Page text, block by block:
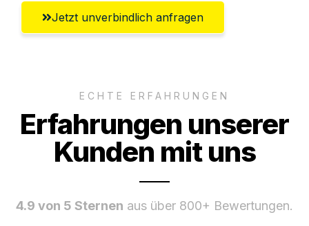
Jetzt unverbindlich anfragen
ECHTE ERFAHRUNGEN
Erfahrungen unserer
Kunden mit uns
4.9 von 5 Sternen aus über 800+ Bewertungen.